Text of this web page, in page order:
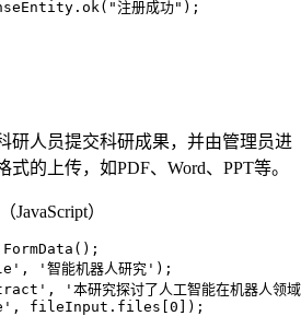
注册成功");
研人员提交科研成果，并由管理员进
的上传，如PDF、Word、PPT等。
）
'智能机器人研究');
'本研究探讨了人工智能在机器人领
fileInput.files[0]);